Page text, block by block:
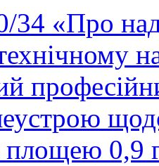
«Про
площею 0,9